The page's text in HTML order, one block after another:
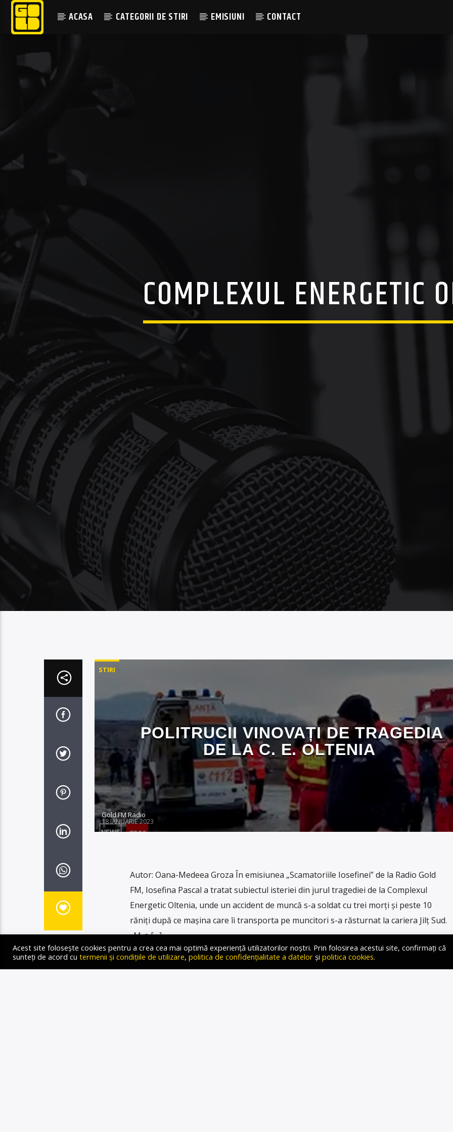
ACASA CATEGORII DE STIRI EMISIUNI CONTACT
COMPLEXUL ENERGETIC
STIRI
POLITRUCII VINOVAȚI DE TRAGEDIA
DE LA C. E. OLTENIA
Gold FM Radio
18 IANUARIE 2023
Autor: Oana-Medeea Groza În emisiunea „Scamatoriile Iosefinei” de la Radio Gold
FM, Iosefina Pascal a tratat subiectul isteriei din jurul tragediei de la Complexul
Energetic Oltenia, unde un accident de muncă s-a soldat cu trei morți și peste 10
răniți după ce mașina care îi transporta pe muncitori s-a răsturnat la cariera Jilț Sud.
„M-a […]
Acest site folosește cookies pentru a crea cea mai optimă experiență utilizatorilor noștri. Prin folosirea acestui site, confirmați că
sunteți de acord cu termenii și condițiile de utilizare, politica de confidențialitate a datelor și politica cookies.